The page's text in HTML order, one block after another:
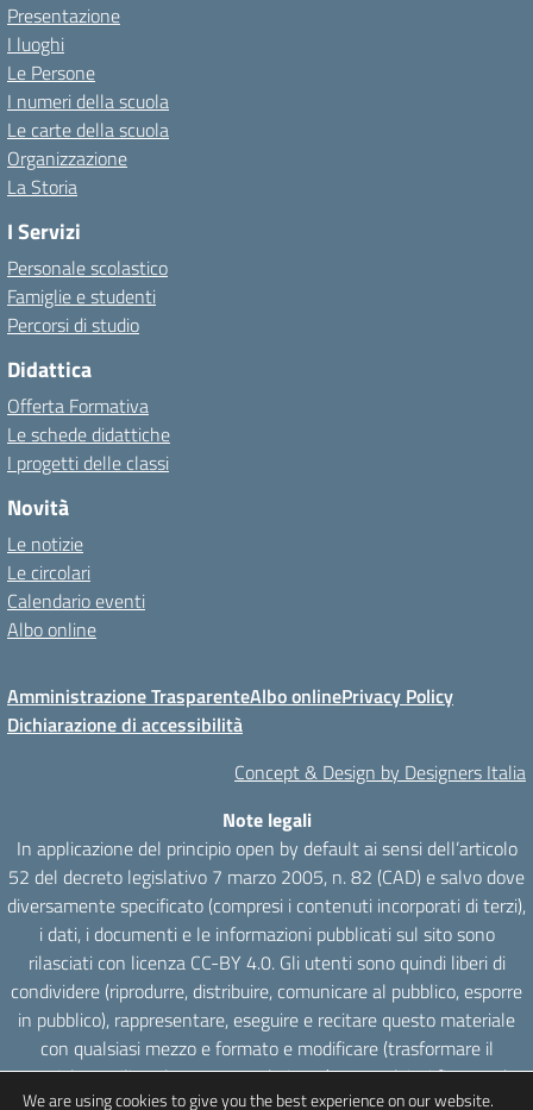
Presentazione
I luoghi
Le Persone
I numeri della scuola
Le carte della scuola
Organizzazione
La Storia
I Servizi
Personale scolastico
Famiglie e studenti
Percorsi di studio
Didattica
Offerta Formativa
Le schede didattiche
I progetti delle classi
Novità
Le notizie
Le circolari
Calendario eventi
Albo online
Amministrazione TrasparenteAlbo onlinePrivacy Policy
Dichiarazione di accessibilità
Concept & Design by Designers Italia
Note legali
In applicazione del principio open by default ai sensi dell’articolo
52 del decreto legislativo 7 marzo 2005, n. 82 (CAD) e salvo dove
diversamente specificato (compresi i contenuti incorporati di terzi),
i dati, i documenti e le informazioni pubblicati sul sito sono
rilasciati con licenza CC-BY 4.0. Gli utenti sono quindi liberi di
condividere (riprodurre, distribuire, comunicare al pubblico, esporre
in pubblico), rappresentare, eseguire e recitare questo materiale
con qualsiasi mezzo e formato e modificare (trasformare il
materiale e utilizzarlo per opere derivate) per qualsiasi fine, anche
We are using cookies to give you the best experience on our website.